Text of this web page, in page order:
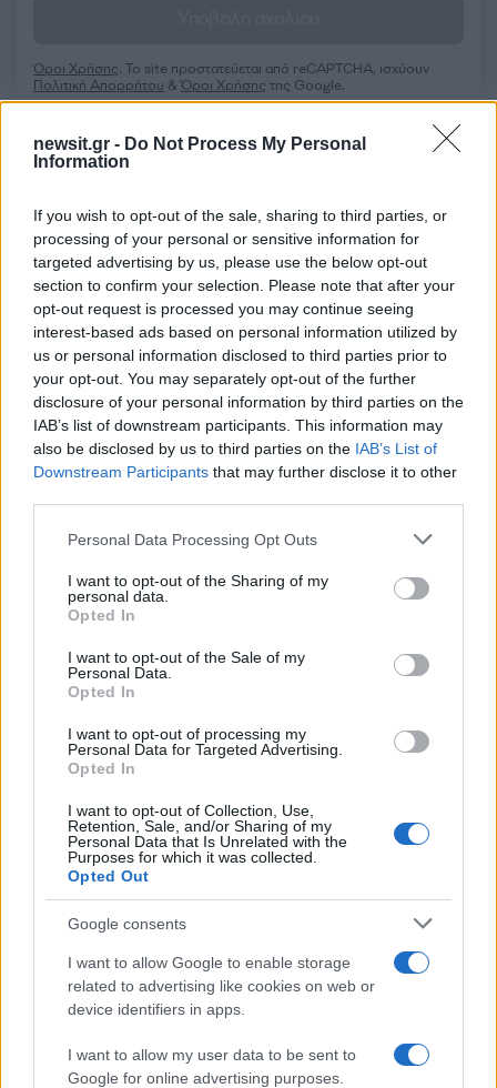
newsit.gr - Do Not Process My Personal
Information
If you wish to opt-out of the sale, sharing to third parties, or
processing of your personal or sensitive information for
targeted advertising by us, please use the below opt-out
section to confirm your selection. Please note that after your
opt-out request is processed you may continue seeing
interest-based ads based on personal information utilized by
us or personal information disclosed to third parties prior to
your opt-out. You may separately opt-out of the further
disclosure of your personal information by third parties on the
IAB’s list of downstream participants. This information may
also be disclosed by us to third parties on the IAB’s List of
Downstream Participants that may further disclose it to other
Please note that this website/app uses one or more Google
not limited to your visit or usage behaviour. You may click to
grant or deny consent to Google and its third-party tags to
use your data for below specified purposes in below Google
consent section.
Personal Data Processing Opt Outs
I want to opt-out of the Sharing of my
personal data.
Opted In
I want to opt-out of the Sale of my
Personal Data.
Opted In
I want to opt-out of processing my
Personal Data for Targeted Advertising.
Opted In
I want to opt-out of Collection, Use,
Retention, Sale, and/or Sharing of my
Personal Data that Is Unrelated with the
Purposes for which it was collected.
Opted Out
Google consents
I want to allow Google to enable storage
related to advertising like cookies on web or
device identifiers in apps.
I want to allow my user data to be sent to
Google for online advertising purposes.
Όροι Χρήσης. Το site προστατεύεται από reCAPTCHA, ισχύουν
Πολιτική Απορρήτου &Όροι Χρήσης της Google.
ΝΙΚΟΣ ΜΙΧΑΛΟΛΙΑΚΟΣ
ΧΡΥΣΗ ΑΥΓΗ
Ακολουθήστε το Νewsit.gr στοGoogle Newsκαι
ενημερωθείτε πρώτοι για όλη την ειδησεογραφία και τα
τελευταία νέατης ημέρας
Πιο δημοφιλή
1 Σέρρες: Βίντεο ντοκουμέντο από το
τροχαίο με νεκρούς μητέρα και γιο – Ο
σύγκρουση
Marfin: Η 46χρονη πήρε προθεσμία για να
απολογηθεί την Τρίτη – «Είναι αθώα,
συμμετείχε στη διαδήλωση όπως και
Στα Χανιά για ολιγοήμερες διακοπές ο
Κυριάκος Μητσοτάκης με την σύζυγό του
Μαρέβα
Σίντνεϊ Τάουλ: Πέθανε σε ηλικία 26 ετών η
σταρ του TikTok – Kατέγραφε τη ζωή της
με τον καρκίνο
Μεταφορές χρημάτων: Πότε μπορεί να
θεωρηθούν δωρεές και να επιβληθεί φόρος
– Τι ισχυεί για τις γονικές παροχές
Πιο σχολιασμένα
Έφυγαν οι συνεργάτες, μένει η Μαρία
Καρυστιανού - Η επόμενη μέρα για την
«Ελπίδα για τη Δημοκρατία»
Canadair 515: Οι πρώτες εικόνες από την
κατασκευή του αεροσκάφους που θα